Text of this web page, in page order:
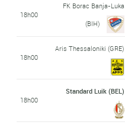
18h00
FK Borac Banja-Luka
(BIH)
18h00
Aris Thessaloniki (GRE)
18h00
Standard Luik (BEL)